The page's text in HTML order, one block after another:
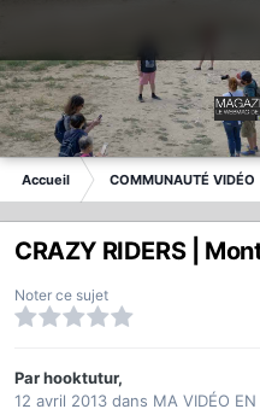
Accueil COMMUNAUTÉ VIDÉO
CRAZY RIDERS |
Noter ce sujet
Parhooktutur,
12 avril 2013 dans MA VIDÉO EN